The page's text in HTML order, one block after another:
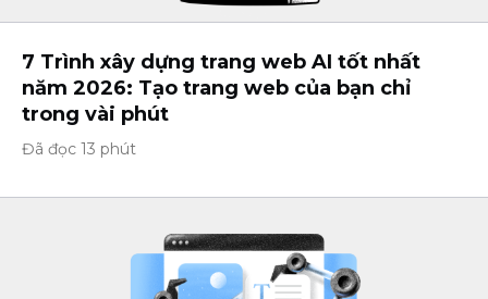
7 Trình xây dựng trang web AI tốt nhất
năm 2026: Tạo trang web của bạn chỉ
trong vài phút
Đã đọc 13 phút